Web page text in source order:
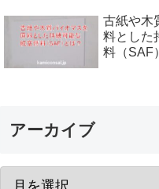
古紙や木
料とした
料（SAF）
アーカイブ